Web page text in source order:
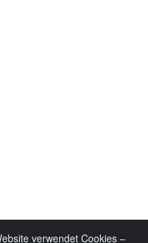
verwendet Cookies –